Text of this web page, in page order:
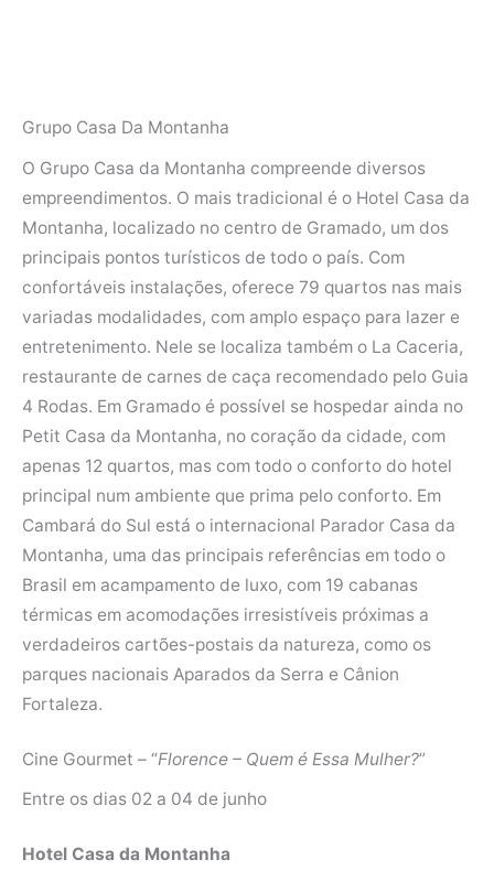
Grupo Casa Da Montanha
O Grupo Casa da Montanha compreende diversos
empreendimentos. O mais tradicional é o Hotel Casa da
Montanha, localizado no centro de Gramado, um dos
principais pontos turísticos de todo o país. Com
confortáveis instalações, oferece 79 quartos nas mais
variadas modalidades, com amplo espaço para lazer e
entretenimento. Nele se localiza também o La Caceria,
restaurante de carnes de caça recomendado pelo Guia
4 Rodas. Em Gramado é possível se hospedar ainda no
Petit Casa da Montanha, no coração da cidade, com
apenas 12 quartos, mas com todo o conforto do hotel
principal num ambiente que prima pelo conforto. Em
Cambará do Sul está o internacional Parador Casa da
Montanha, uma das principais referências em todo o
Brasil em acampamento de luxo, com 19 cabanas
térmicas em acomodações irresistíveis próximas a
verdadeiros cartões-postais da natureza, como os
parques nacionais Aparados da Serra e Cânion
Fortaleza.
Cine Gourmet – “Florence – Quem é Essa Mulher?”
Entre os dias 02 a 04 de junho
Hotel Casa da Montanha